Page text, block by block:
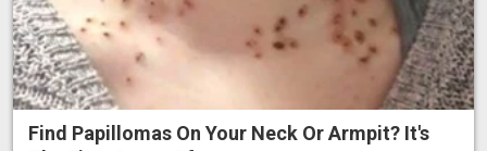
Find Papillomas On Your Neck Or Armpit? It's